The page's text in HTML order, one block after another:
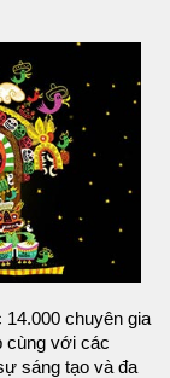
chuyên gia
cùng với các
sáng tạo và đa